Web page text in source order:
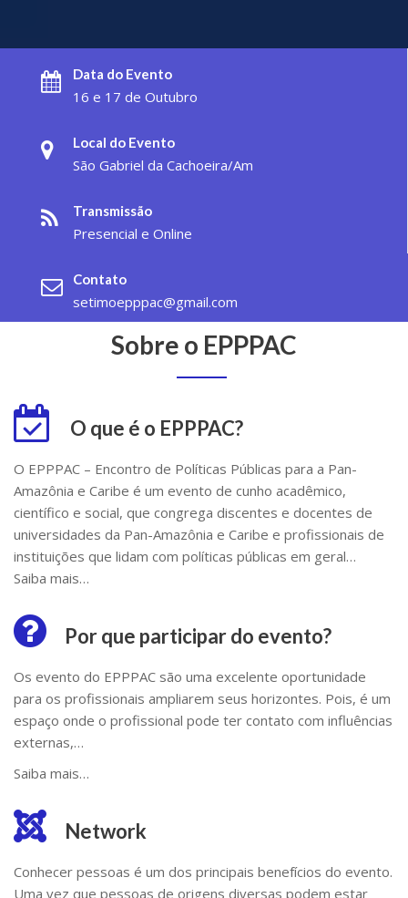
Data do Evento
16 e 17 de Outubro
Local do Evento
São Gabriel da Cachoeira/Am
Transmissão
Presencial e Online
Contato
setimoepppac@gmail.com
Sobre o EPPPAC
O que é o EPPPAC?
O EPPPAC – Encontro de Políticas Públicas para a Pan-
Amazônia e Caribe é um evento de cunho acadêmico,
científico e social, que congrega discentes e docentes de
universidades da Pan-Amazônia e Caribe e profissionais de
instituições que lidam com políticas públicas em geral…
Saiba mais…
Por que participar do evento?
Os evento do EPPPAC são uma excelente oportunidade
para os profissionais ampliarem seus horizontes. Pois, é um
espaço onde o profissional pode ter contato com influências
externas,…
Saiba mais…
Network
Conhecer pessoas é um dos principais benefícios do evento.
Uma vez que pessoas de origens diversas podem estar